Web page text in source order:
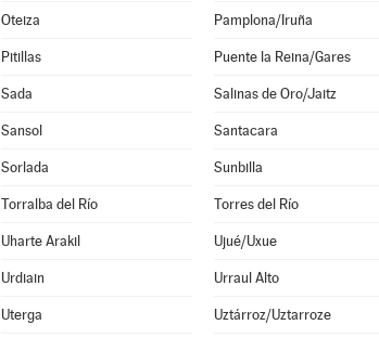
Oteiza Pamplona/Iruña
Pitillas Puente la Reina/Gares
Sada Salinas de Oro/Jaitz
Sansol Santacara
Sorlada Sunbilla
Torralba del Río Torres del Río
Uharte Arakil Ujué/Uxue
Urdiain Urraul Alto
Uterga Uztárroz/Uztarroze